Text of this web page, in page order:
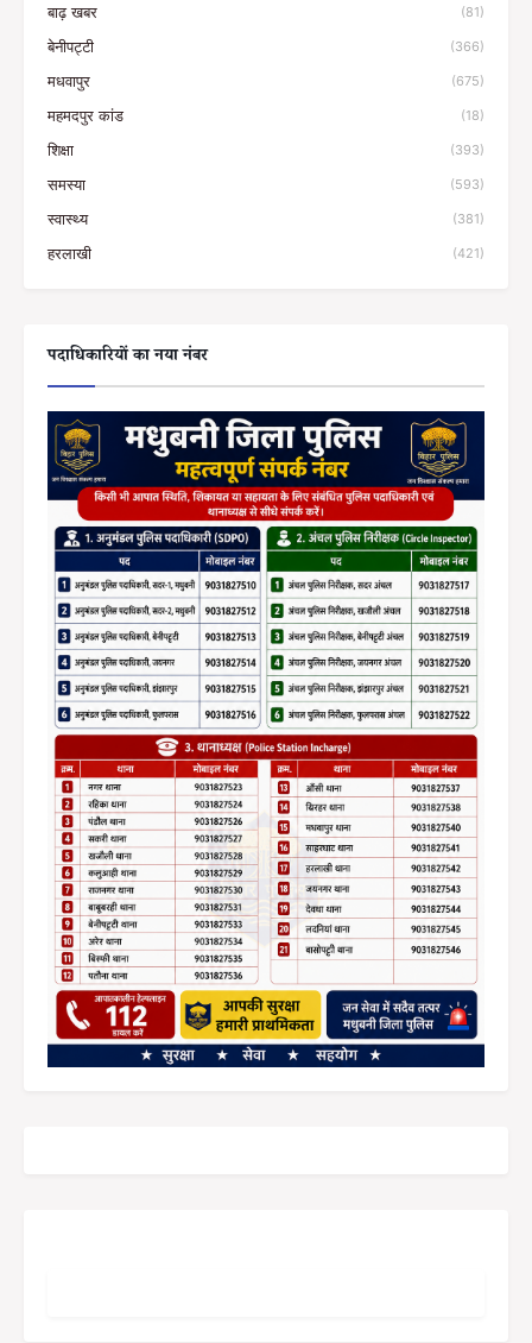
बाढ़ खबर (81)
बेनीपट्टी (366)
मधवापुर (675)
महमदपुर कांड (18)
शिक्षा (393)
समस्या (593)
स्वास्थ्य (381)
हरलाखी (421)
पदाधिकारियों का नया नंबर